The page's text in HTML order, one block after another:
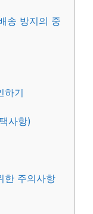
송 방지의 중
하기
사항)
한 주의사항